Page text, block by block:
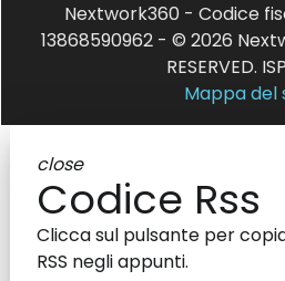
Nextwork360 - Codice
13868590962 - © 2026
RESERVED.
Mappa del
close
Codice Rss
Clicca sul pulsante per
RSS negli appunti.